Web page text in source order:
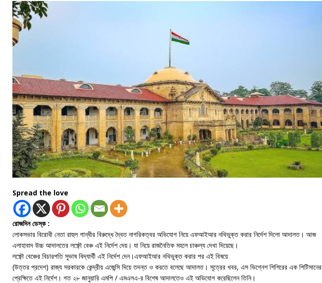
Spread the love
রোজদিন ডেস্ক :
লোকসভার বিরোধী নেতা রাহুল গান্ধীর বিরুদ্ধে দ্বৈত নাগরিকত্বর অভিযোগ নিয়ে এফআইআর নথিভুক্ত করার নির্দেশ দিলো আদালত। আজ
এলাহাবাদ উচ্চ আদালতের লক্ষ্ণৌ বেঞ্চ এই নির্দেশ দেয়। যা নিয়ে রাজনৈতিক মহলে চাঞ্চল্য দেখা দিয়েছে।
লক্ষ্ণৌ বেঞ্চের বিচারপতি সুভাষ বিদ্যার্থী এই নির্দেশ দেন।এফআইআর নথিভুক্ত করার পর এই বিষয়ে
(উত্তর প্রদেশ) রাজ্য সরকারকে কেন্দ্রীয় এজেন্সি দিয়ে তদন্ত ও করতে বলেছে আদালত। সূত্রের খবর, এস ভিগ্নেশ শিশিরের এক পিটিসানের
প্রেক্ষিতে এই নির্দেশ। গত ২৮ জানুয়ারি এমপি / এমএলএ-র বিশেষ আদালতেও এই অভিযোগ করেছিলেন তিনি।